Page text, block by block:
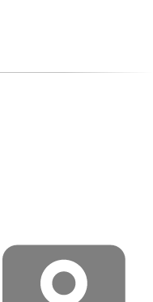
odnoklassniki